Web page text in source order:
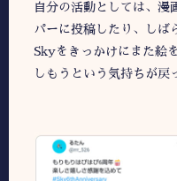
自分の活動としては、漫
パーに投稿したり、しば
Skyをきっかけにまた絵
しもうという気持ちが戻